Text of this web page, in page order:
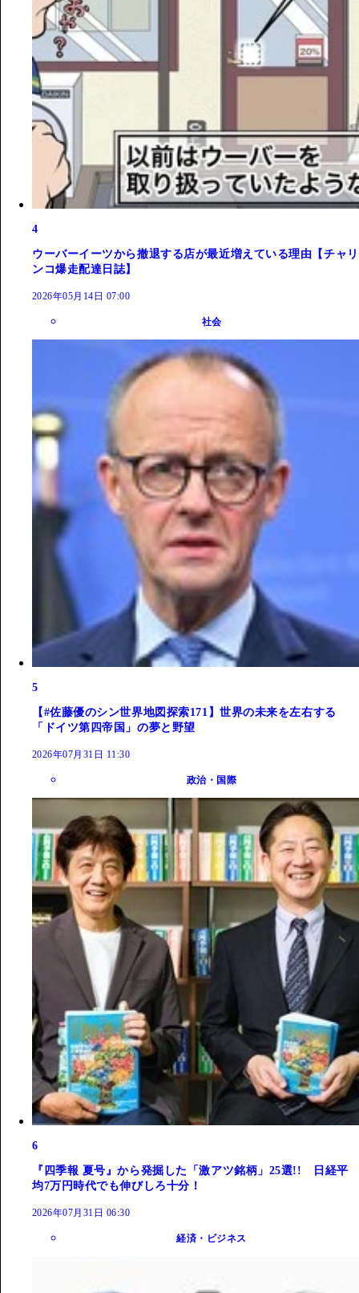
4
ウーバーイーツから撤退する店が最近増えている理由【チャリ
ンコ爆走配達日誌】
2026年05月14日 07:00
社会
5
【#佐藤優のシン世界地図探索171】世界の未来を左右する
「ドイツ第四帝国」の夢と野望
2026年07月31日 11:30
政治・国際
6
『四季報 夏号』から発掘した「激アツ銘柄」25選!! 日経平
均7万円時代でも伸びしろ十分！
2026年07月31日 06:30
経済・ビジネス